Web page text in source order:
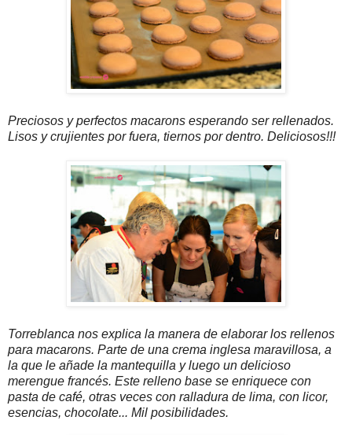
Preciosos y perfectos macarons esperando ser rellenados.
Lisos y crujientes por fuera, tiernos por dentro. Deliciosos!!!
Torreblanca nos explica la manera de elaborar los rellenos
para macarons. Parte de una crema inglesa maravillosa, a
la que le añade la mantequilla y luego un delicioso
merengue francés. Este relleno base se enriquece con
pasta de café, otras veces con ralladura de lima, con licor,
esencias, chocolate... Mil posibilidades.